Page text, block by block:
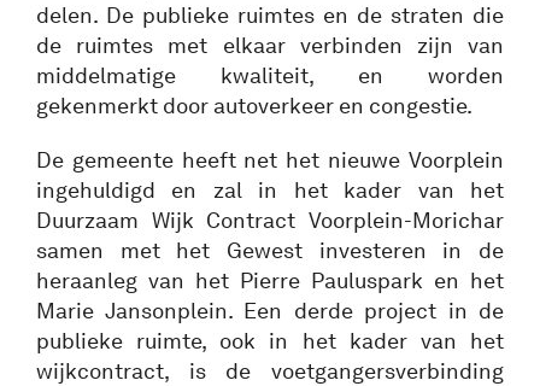
delen. De publieke ruimtes en de straten die
de ruimtes met elkaar verbinden zijn van
middelmatige kwaliteit, en worden
gekenmerkt door autoverkeer en congestie.
De gemeente heeft net het nieuwe Voorplein
ingehuldigd en zal in het kader van het
Duurzaam Wijk Contract Voorplein-Morichar
samen met het Gewest investeren in de
heraanleg van het Pierre Pauluspark en het
Marie Jansonplein. Een derde project in de
publieke ruimte, ook in het kader van het
wijkcontract, is de voetgangersverbinding